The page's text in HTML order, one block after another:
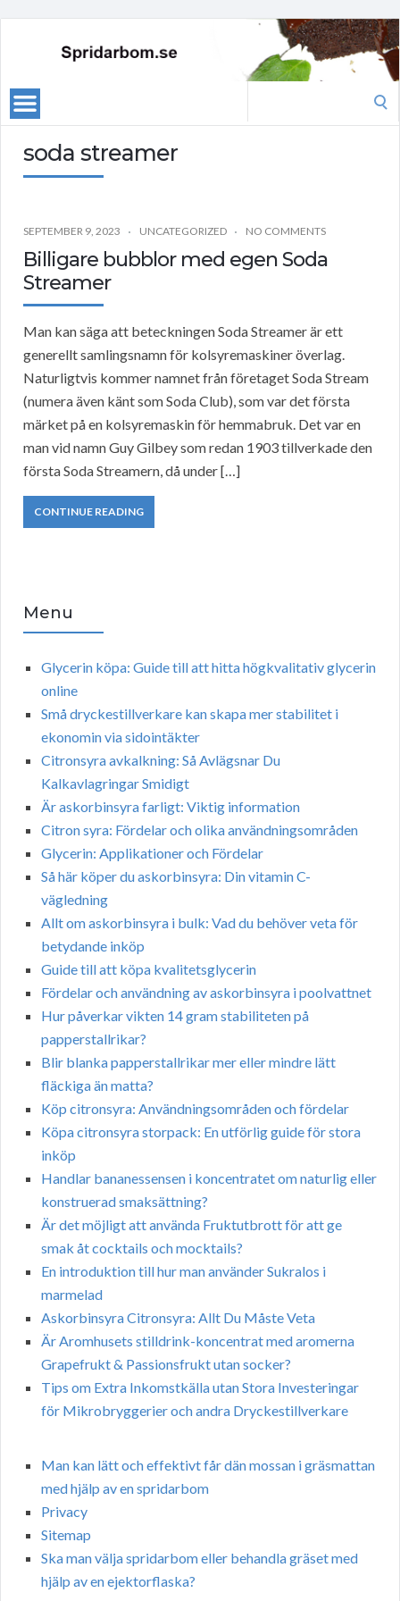
soda streamer
SEPTEMBER 9, 2023 UNCATEGORIZED NO COMMENTS
Billigare bubblor med egen Soda
Streamer
Man kan säga att beteckningen Soda Streamer är ett
generellt samlingsnamn för kolsyremaskiner överlag.
Naturligtvis kommer namnet från företaget Soda Stream
(numera även känt som Soda Club), som var det första
märket på en kolsyremaskin för hemmabruk. Det var en
man vid namn Guy Gilbey som redan 1903 tillverkade den
första Soda Streamern, då under […]
CONTINUE READING
Menu
Glycerin köpa: Guide till att hitta högkvalitativ glycerin
online
Små dryckestillverkare kan skapa mer stabilitet i
ekonomin via sidointäkter
Citronsyra avkalkning: Så Avlägsnar Du
Kalkavlagringar Smidigt
Är askorbinsyra farligt: Viktig information
Citron syra: Fördelar och olika användningsområden
Glycerin: Applikationer och Fördelar
Så här köper du askorbinsyra: Din vitamin C-
vägledning
Allt om askorbinsyra i bulk: Vad du behöver veta för
betydande inköp
Guide till att köpa kvalitetsglycerin
Fördelar och användning av askorbinsyra i poolvattnet
Hur påverkar vikten 14 gram stabiliteten på
papperstallrikar?
Blir blanka papperstallrikar mer eller mindre lätt
fläckiga än matta?
Köp citronsyra: Användningsområden och fördelar
Köpa citronsyra storpack: En utförlig guide för stora
inköp
Handlar bananessensen i koncentratet om naturlig eller
konstruerad smaksättning?
Är det möjligt att använda Fruktutbrott för att ge
smak åt cocktails och mocktails?
En introduktion till hur man använder Sukralos i
marmelad
Askorbinsyra Citronsyra: Allt Du Måste Veta
Är Aromhusets stilldrink-koncentrat med aromerna
Grapefrukt & Passionsfrukt utan socker?
Tips om Extra Inkomstkälla utan Stora Investeringar
för Mikrobryggerier och andra Dryckestillverkare
Man kan lätt och effektivt får dän mossan i gräsmattan
med hjälp av en spridarbom
Privacy
Sitemap
Ska man välja spridarbom eller behandla gräset med
hjälp av en ejektorflaska?